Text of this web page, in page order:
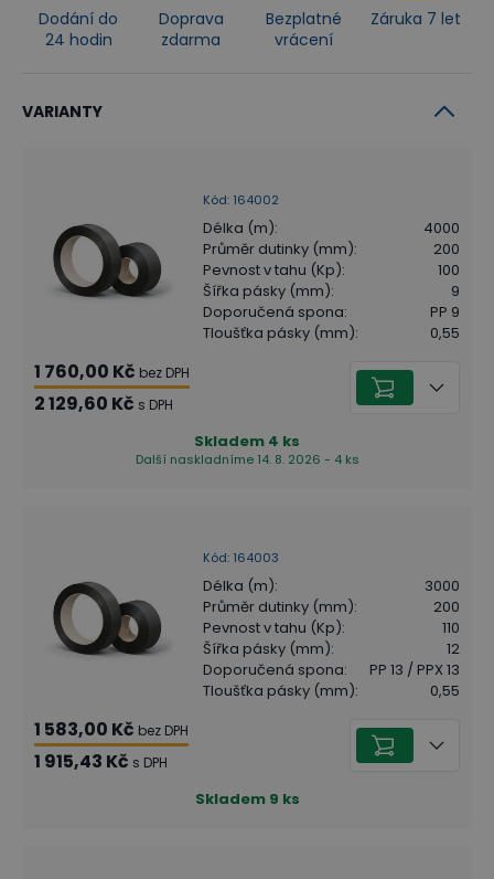
Dodání do
24 hodin
Doprava
zdarma
Bezplatné
vrácení
Záruka 7 let
VARIANTY
Kód: 164002
Délka (m):
4000
Průměr dutinky (mm):
200
Pevnost v tahu (Kp):
100
Šířka pásky (mm):
9
Doporučená spona:
PP 9
Tloušťka pásky (mm): 0,55
1 760,00 Kč bez DPH
2 129,60 Kč s DPH
Skladem 4 ks
Další naskladníme 14. 8. 2026 - 4 ks
Kód: 164003
Délka (m):
3000
Průměr dutinky (mm):
200
Pevnost v tahu (Kp):
110
Šířka pásky (mm):
12
Doporučená spona:
PP 13 / PPX 13
Tloušťka pásky (mm): 0,55
1 583,00 Kč bez DPH
1 915,43 Kč s DPH
Skladem 9 ks